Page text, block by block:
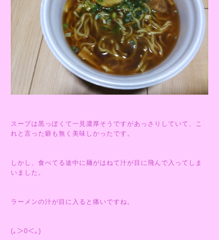
スープは黒っぽくて一見濃厚そうですがあっさりしていて、こ
れと言った癖も無く美味しかったです。
しかし、食べてる途中に麺がはねて汁が目に飛んで入ってしま
いました。
ラーメンの汁が目に入ると痛いですね。
(｡＞0＜｡)